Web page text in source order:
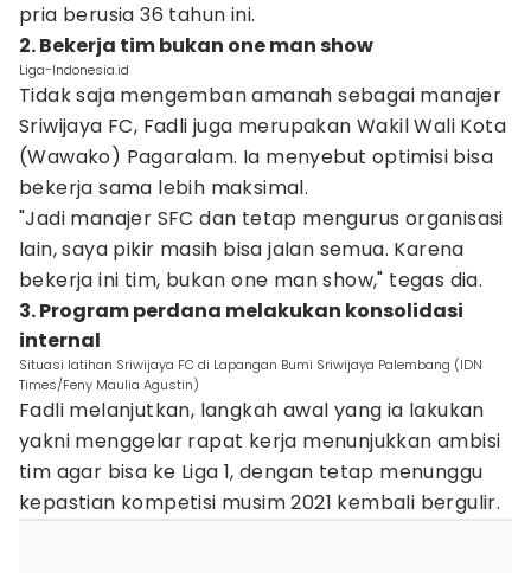
pria berusia 36 tahun ini.
2. Bekerja tim bukan one man show
Liga-Indonesia.id
Tidak saja mengemban amanah sebagai manajer
Sriwijaya FC, Fadli juga merupakan Wakil Wali Kota
(Wawako) Pagaralam. Ia menyebut optimisi bisa
bekerja sama lebih maksimal.
"Jadi manajer SFC dan tetap mengurus organisasi
lain, saya pikir masih bisa jalan semua. Karena
bekerja ini tim, bukan one man show," tegas dia.
3. Program perdana melakukan konsolidasi
internal
Situasi latihan Sriwijaya FC di Lapangan Bumi Sriwijaya Palembang (IDN
Times/Feny Maulia Agustin)
Fadli melanjutkan, langkah awal yang ia lakukan
yakni menggelar rapat kerja menunjukkan ambisi
tim agar bisa ke Liga 1, dengan tetap menunggu
kepastian kompetisi musim 2021 kembali bergulir.